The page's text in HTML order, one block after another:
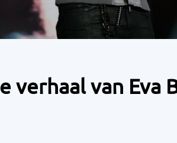
verhaal van Eva